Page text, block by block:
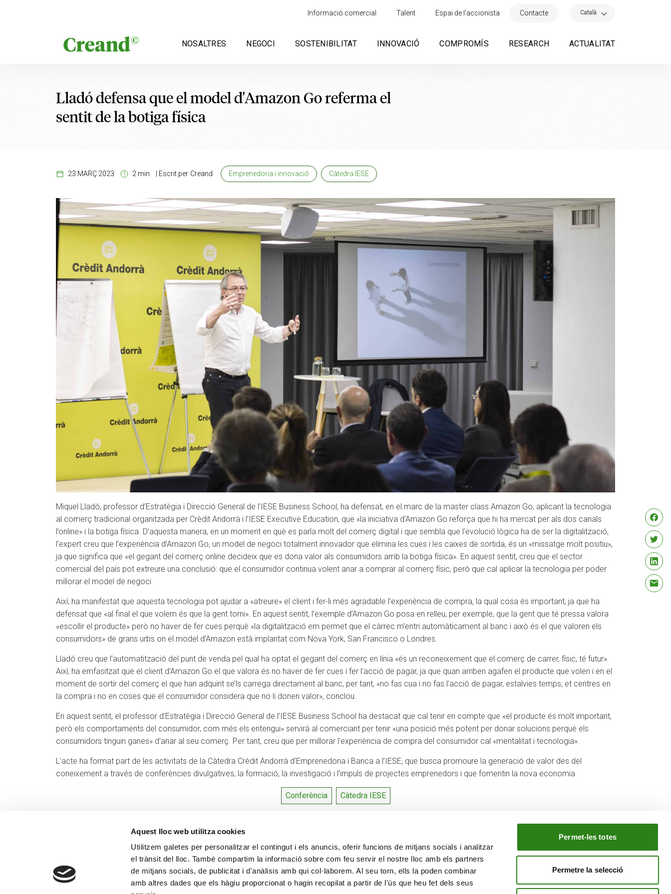
Aquest lloc web utilitza cookies
Utilitzem galetes per personalitzar el contingut i els anuncis, oferir funcions de mitjans socials i analitzar
el trànsit del lloc. També compartim la informació sobre com feu servir el nostre lloc amb els partners
de mitjans socials, de publicitat i d'anàlisis amb qui col·laborem. Al seu torn, ells la poden combinar
amb altres dades que els hàgiu proporcionat o hagin recopilat a partir de l'ús que heu fet dels seus
Permet-les totes
Permetre la selecció
Informació comercial Talent Espai de l'accionista Contacte Català
NOSALTRES NEGOCI SOSTENIBILITAT INNOVACIÓ COMPROMÍS RESEARCH ACTUALITAT
Lladó defensa que el model d'Amazon Go referma el
sentit de la botiga física
23 MARÇ 2023 2 min Escrit per Creand Emprenedoria i innovació Càtedra IESE
Miquel Lladó, professor d’Estratègia i Direcció General de l’IESE Business School, ha defensat, en el marc de la master class Amazon Go, aplicant la tecnologia
al comerç tradicional organitzada per Crèdit Andorrà i l’IESE Executive Education, que «la iniciativa d’Amazon Go reforça que hi ha mercat per als dos canals
l’online» i la botiga física. D’aquesta manera, en un moment en què es parla molt del comerç digital i que sembla que l’evolució lògica ha de ser la digitalització,
l’expert creu que l’experiència d’Amazon Go, un model de negoci totalment innovador que elimina les cues i les caixes de sortida, és un «missatge molt positiu»,
ja que significa que «el gegant del comerç online decideix que es dona valor als consumidors amb la botiga física». En aquest sentit, creu que el sector
comercial del país pot extreure una conclusió: que el consumidor continua volent anar a comprar al comerç físic, però que cal aplicar la tecnologia per poder
millorar el model de negoci.
Així, ha manifestat que aquesta tecnologia pot ajudar a «atreure» el client i fer-li més agradable l’experiència de compra, la qual cosa és important, ja que ha
defensat que «al final el que volem és que la gent torni». En aquest sentit, l’exemple d’Amazon Go posa en relleu, per exemple, que la gent que té pressa valora
«escollir el producte» però no haver de fer cues perquè «la digitalització em permet que el càrrec m’entri automàticament al banc i això és el que valoren els
consumidors» de grans urbs on el model d’Amazon està implantat com Nova York, San Francisco o Londres.
Lladó creu que l’automatització del punt de venda pel qual ha optat el gegant del comerç en línia «és un reconeixement que el comerç de carrer, físic, té futur».
Així, ha emfasitzat que el client d’Amazon Go el que valora és no haver de fer cues i fer l’acció de pagar, ja que quan arriben agafen el producte que volen i en el
moment de sortir del comerç el que han adquirit se’ls carrega directament al banc, per tant, «no fas cua i no fas l’acció de pagar, estalvies temps, et centres en
la compra i no en coses que el consumidor considera que no li donen valor», conclou.
En aquest sentit, el professor d’Estratègia i Direcció General de l’IESE Business School ha destacat que cal tenir en compte que «el producte és molt important,
però els comportaments del consumidor, com més els entengui» servirà al comerciant per tenir «una posició més potent per donar solucions perquè els
consumidors tinguin ganes» d’anar al seu comerç. Per tant, creu que per millorar l’experiència de compra del consumidor cal «mentalitat i tecnologia».
L’acte ha format part de les activitats de la Càtedra Crèdit Andorrà d’Emprenedoria i Banca a l’IESE, que busca promoure la generació de valor des del
coneixement a través de conferències divulgatives, la formació, la investigació i l’impuls de projectes emprenedors i que fomentin la nova economia.
Conferència Càtedra IESE
CONTACTE
MÉS CREAND
Actualitat
EL NOSTRE GRUP